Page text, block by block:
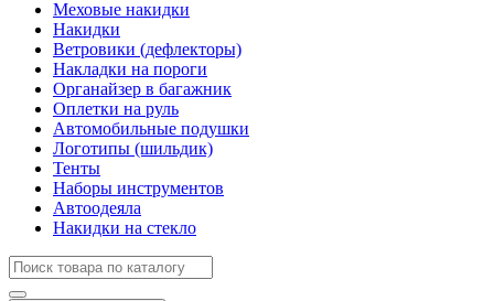
Меховые накидки
Накидки
Ветровики (дефлекторы)
Накладки на пороги
Органайзер в багажник
Оплетки на руль
Автомобильные подушки
Логотипы (шильдик)
Тенты
Наборы инструментов
Автоодеяла
Накидки на стекло